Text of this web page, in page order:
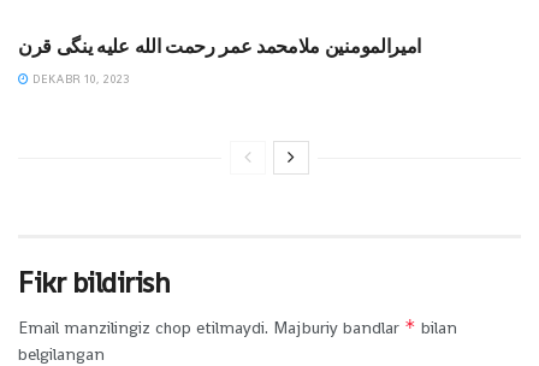
امیرالمومنین ملامحمد عمر رحمت الله علیه ینگی قرن
DEKABR 10, 2023
Fikr bildirish
Email manzilingiz chop etilmaydi. Majburiy bandlar * bilan
belgilangan